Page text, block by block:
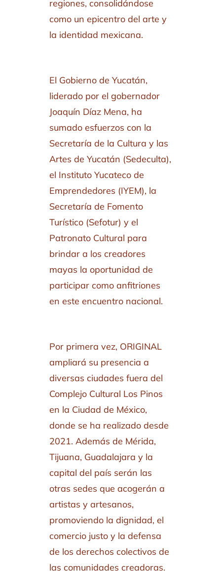
regiones, consolidándose
como un epicentro del arte y
la identidad mexicana.
El Gobierno de Yucatán,
liderado por el gobernador
Joaquín Díaz Mena, ha
sumado esfuerzos con la
Secretaría de la Cultura y las
Artes de Yucatán (Sedeculta),
el Instituto Yucateco de
Emprendedores (IYEM), la
Secretaría de Fomento
Turístico (Sefotur) y el
Patronato Cultural para
brindar a los creadores
mayas la oportunidad de
participar como anfitriones
en este encuentro nacional.
Por primera vez, ORIGINAL
ampliará su presencia a
diversas ciudades fuera del
Complejo Cultural Los Pinos
en la Ciudad de México,
donde se ha realizado desde
2021. Además de Mérida,
Tijuana, Guadalajara y la
capital del país serán las
otras sedes que acogerán a
artistas y artesanos,
promoviendo la dignidad, el
comercio justo y la defensa
de los derechos colectivos de
las comunidades creadoras.